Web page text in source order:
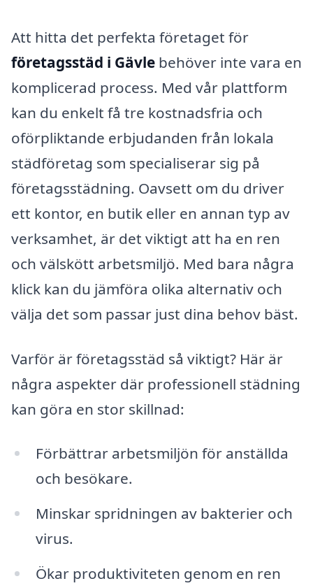
Att hitta det perfekta företaget för
företagsstäd i Gävle behöver inte vara en
komplicerad process. Med vår plattform
kan du enkelt få tre kostnadsfria och
oförpliktande erbjudanden från lokala
städföretag som specialiserar sig på
företagsstädning. Oavsett om du driver
ett kontor, en butik eller en annan typ av
verksamhet, är det viktigt att ha en ren
och välskött arbetsmiljö. Med bara några
klick kan du jämföra olika alternativ och
välja det som passar just dina behov bäst.
Varför är företagsstäd så viktigt? Här är
några aspekter där professionell städning
kan göra en stor skillnad:
Förbättrar arbetsmiljön för anställda
och besökare.
Minskar spridningen av bakterier och
virus.
Ökar produktiviteten genom en ren